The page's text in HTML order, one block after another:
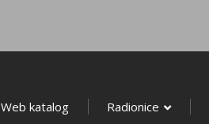
Web katalog Radionice